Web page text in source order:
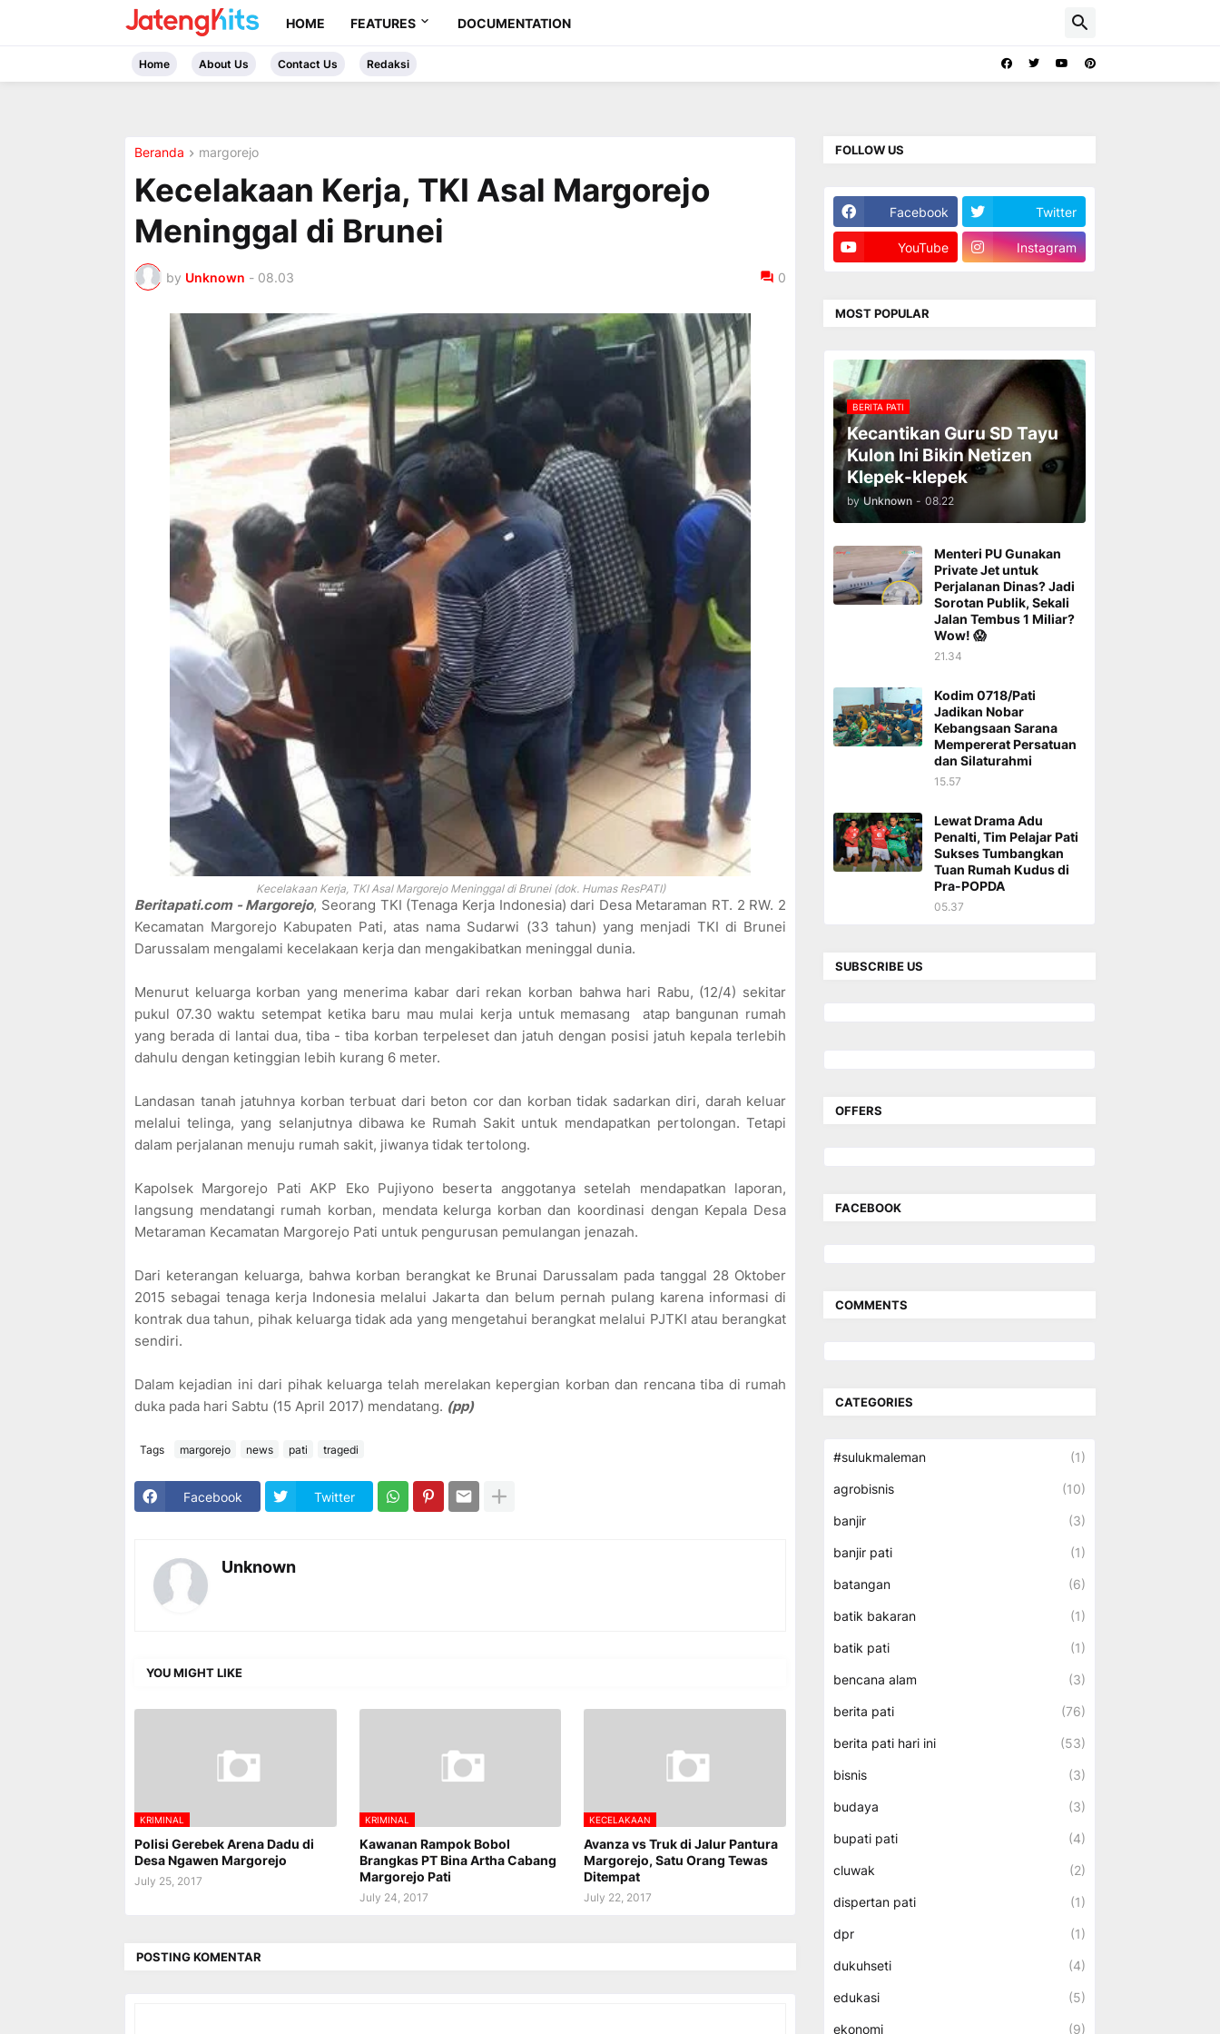
HOME FEATURES DOCUMENTATION
Home About Us Contact Us Redaksi
Beranda margorejo
Kecelakaan Kerja, TKI Asal Margorejo
Meninggal di Brunei
by Unknown - 08.03 0
Kecelakaan Kerja, TKI Asal Margorejo Meninggal di Brunei (dok. Humas ResPATI)
Beritapati.com - Margorejo, Seorang TKI (Tenaga Kerja Indonesia) dari Desa Metaraman RT. 2 RW. 2
Kecamatan Margorejo Kabupaten Pati, atas nama Sudarwi (33 tahun) yang menjadi TKI di Brunei
Darussalam mengalami kecelakaan kerja dan mengakibatkan meninggal dunia.
Menurut keluarga korban yang menerima kabar dari rekan korban bahwa hari Rabu, (12/4) sekitar
pukul 07.30 waktu setempat ketika baru mau mulai kerja untuk memasang atap bangunan rumah
yang berada di lantai dua, tiba - tiba korban terpeleset dan jatuh dengan posisi jatuh kepala terlebih
dahulu dengan ketinggian lebih kurang 6 meter.
Landasan tanah jatuhnya korban terbuat dari beton cor dan korban tidak sadarkan diri, darah keluar
melalui telinga, yang selanjutnya dibawa ke Rumah Sakit untuk mendapatkan pertolongan. Tetapi
dalam perjalanan menuju rumah sakit, jiwanya tidak tertolong.
Kapolsek Margorejo Pati AKP Eko Pujiyono beserta anggotanya setelah mendapatkan laporan,
langsung mendatangi rumah korban, mendata kelurga korban dan koordinasi dengan Kepala Desa
Metaraman Kecamatan Margorejo Pati untuk pengurusan pemulangan jenazah.
Dari keterangan keluarga, bahwa korban berangkat ke Brunai Darussalam pada tanggal 28 Oktober
2015 sebagai tenaga kerja Indonesia melalui Jakarta dan belum pernah pulang karena informasi di
kontrak dua tahun, pihak keluarga tidak ada yang mengetahui berangkat melalui PJTKI atau berangkat
sendiri.
Dalam kejadian ini dari pihak keluarga telah merelakan kepergian korban dan rencana tiba di rumah
duka pada hari Sabtu (15 April 2017) mendatang. (pp)
Tags margorejo news pati tragedi
Facebook Twitter
Unknown
YOU MIGHT LIKE
KRIMINAL
Polisi Gerebek Arena Dadu di
Desa Ngawen Margorejo
July 25, 2017
KRIMINAL
Kawanan Rampok Bobol
Brangkas PT Bina Artha Cabang
Margorejo Pati
July 24, 2017
KECELAKAAN
Avanza vs Truk di Jalur Pantura
Margorejo, Satu Orang Tewas
Ditempat
July 22, 2017
POSTING KOMENTAR
FOLLOW US
Facebook Twitter
YouTube Instagram
MOST POPULAR
BERITA PATI
Kecantikan Guru SD Tayu
Kulon Ini Bikin Netizen
Klepek-klepek
by Unknown - 08.22
Menteri PU Gunakan
Private Jet untuk
Perjalanan Dinas? Jadi
Sorotan Publik, Sekali
Jalan Tembus 1 Miliar?
Wow! 😱
21.34
Kodim 0718/Pati
Jadikan Nobar
Kebangsaan Sarana
Mempererat Persatuan
dan Silaturahmi
15.57
Lewat Drama Adu
Penalti, Tim Pelajar Pati
Sukses Tumbangkan
Tuan Rumah Kudus di
Pra-POPDA
05.37
SUBSCRIBE US
OFFERS
FACEBOOK
COMMENTS
CATEGORIES
#sulukmaleman (1)
agrobisnis (10)
banjir (3)
banjir pati (1)
batangan (6)
batik bakaran (1)
batik pati (1)
bencana alam (3)
berita pati (76)
berita pati hari ini (53)
bisnis (3)
budaya (3)
bupati pati (4)
cluwak (2)
dispertan pati (1)
dpr (1)
dukuhseti (4)
edukasi (5)
ekonomi (9)